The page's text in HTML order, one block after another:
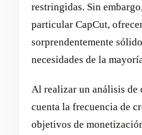
restringidas. Sin
particular CapCut,
sorprendentemente
necesidades de la
Al realizar un análisis de
cuenta la frecuencia de
objetivos de